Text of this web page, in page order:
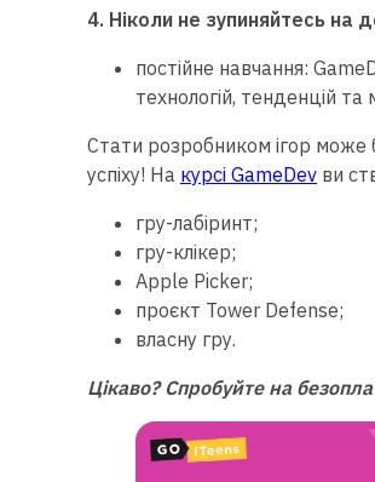
4. Ніколи не зупиняйтесь на
постійне навчання:
технологій, тенденцій та
Стати розробником ігор може
успіху! На курсі GameDev ви
гру-лабіринт;
гру-клікер;
Apple Picker;
проєкт Tower Defense;
власну гру.
Цікаво? Спробуйте на